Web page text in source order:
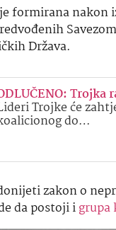
formirana
Država.
Trojka
Trojke će
do…
zakon o
da postoji igrupa